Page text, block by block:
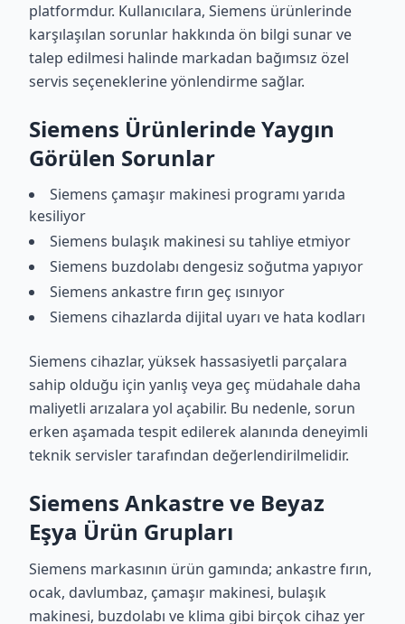
platformdur. Kullanıcılara, Siemens ürünlerinde
karşılaşılan sorunlar hakkında ön bilgi sunar ve
talep edilmesi halinde markadan bağımsız özel
servis seçeneklerine yönlendirme sağlar.
Siemens Ürünlerinde Yaygın
Görülen Sorunlar
Siemens çamaşır makinesi programı yarıda
kesiliyor
Siemens bulaşık makinesi su tahliye etmiyor
Siemens buzdolabı dengesiz soğutma yapıyor
Siemens ankastre fırın geç ısınıyor
Siemens cihazlarda dijital uyarı ve hata kodları
Siemens cihazlar, yüksek hassasiyetli parçalara
sahip olduğu için yanlış veya geç müdahale daha
maliyetli arızalara yol açabilir. Bu nedenle, sorun
erken aşamada tespit edilerek alanında deneyimli
teknik servisler tarafından değerlendirilmelidir.
Siemens Ankastre ve Beyaz
Eşya Ürün Grupları
Siemens markasının ürün gamında; ankastre fırın,
ocak, davlumbaz, çamaşır makinesi, bulaşık
makinesi, buzdolabı ve klima gibi birçok cihaz yer